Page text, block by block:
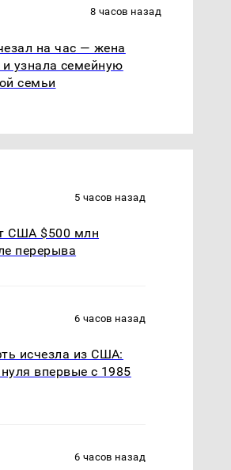
8 часов назад
на час — жена
узнала семейную
семьи
5 часов назад
США $500 млн
перерыва
6 часов назад
исчезла из США:
впервые с 1985
6 часов назад